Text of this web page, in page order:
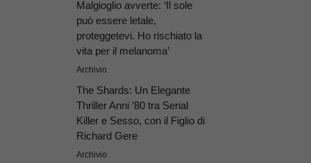
Malgioglio avverte: ‘Il sole
può essere letale,
proteggetevi. Ho rischiato la
vita per il melanoma’
Archivio
The Shards: Un Elegante
Thriller Anni ’80 tra Serial
Killer e Sesso, con il Figlio di
Richard Gere
Archivio